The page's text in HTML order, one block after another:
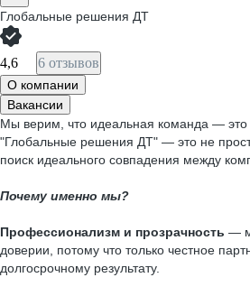
Глобальные решения ДТ
4,6 6 отзывов
О компании
Вакансии
Мы верим, что идеальная команда — это
"Глобальные решения ДТ" — это не
поиск идеального совпадения между
Почему именно мы?
Профессионализм и прозрачность —
доверии, потому что только честное
долгосрочному результату.